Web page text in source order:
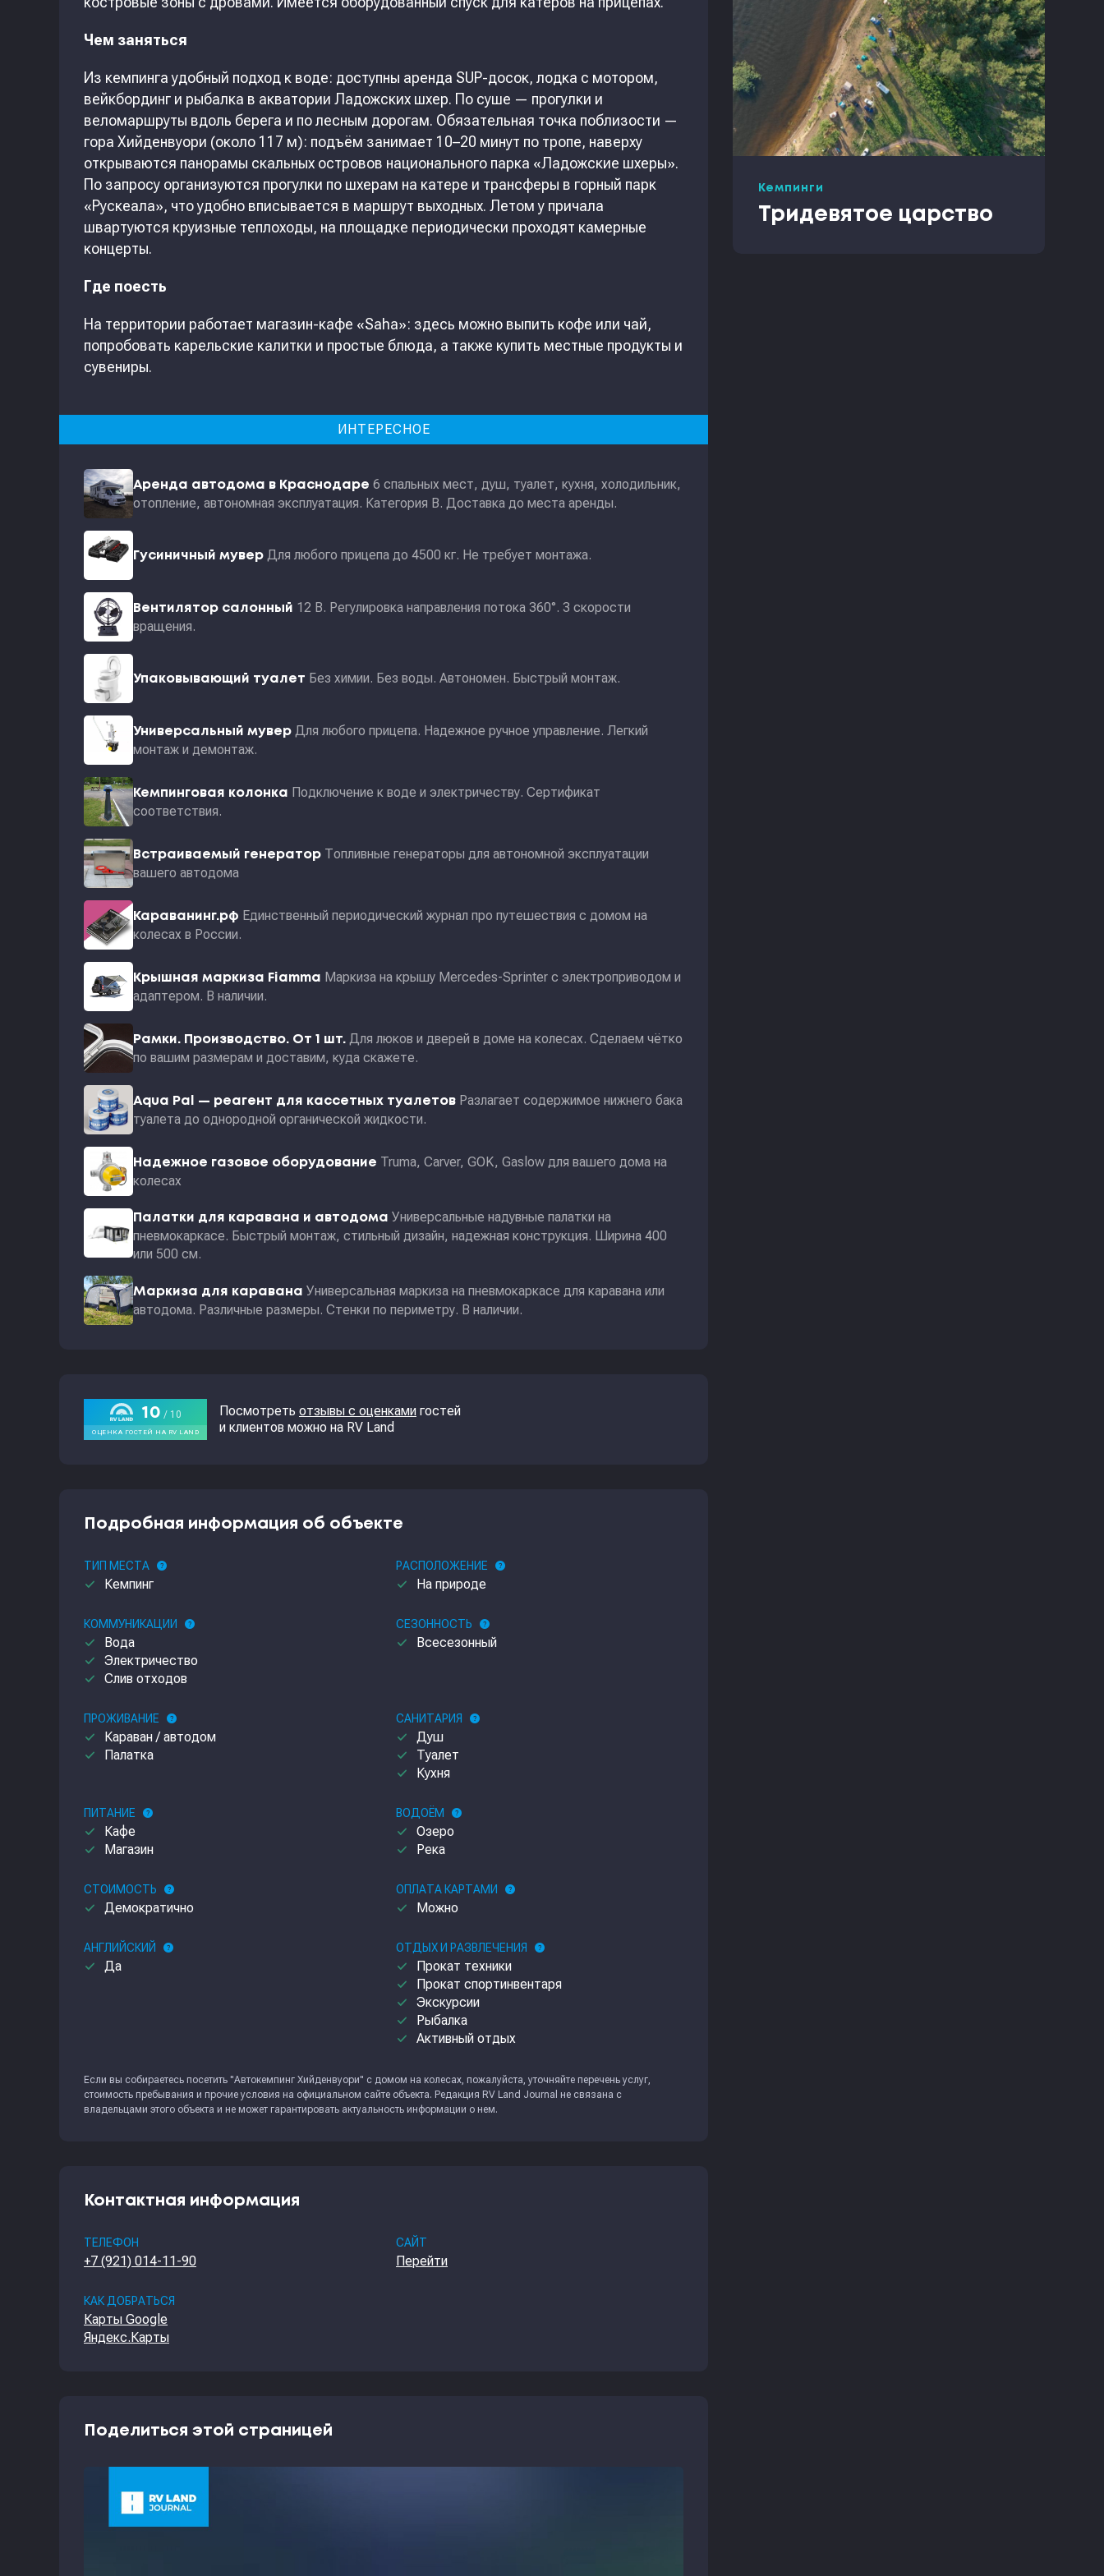
Чем заняться
Из кемпинга удобный подход к воде: доступны аренда SUP-досок, лодка с мотором,
вейкбординг и рыбалка в акватории Ладожских шхер. По суше — прогулки и
веломаршруты вдоль берега и по лесным дорогам. Обязательная точка поблизости —
гора Хийденвуори (около 117 м): подъём занимает 10–20 минут по тропе, наверху
открываются панорамы скальных островов национального парка «Ладожские шхеры».
По запросу организуются прогулки по шхерам на катере и трансферы в горный парк
«Рускеала», что удобно вписывается в маршрут выходных. Летом у причала
швартуются круизные теплоходы, на площадке периодически проходят камерные
концерты.
Где поесть
На территории работает магазин-кафе «Saha»: здесь можно выпить кофе или чай,
попробовать карельские калитки и простые блюда, а также купить местные продукты и
сувениры.
ИНТЕРЕСНОЕ
Аренда автодома в Краснодаре 6 спальных мест, душ, туалет, кухня, холодильник,
отопление, автономная эксплуатация. Категория В. Доставка до места аренды.
Гусиничный мувер Для любого прицепа до 4500 кг. Не требует монтажа.
Вентилятор салонный 12 В. Регулировка направления потока 360°. 3 скорости
вращения.
Упаковывающий туалет Без химии. Без воды. Автономен. Быстрый монтаж.
Универсальный мувер Для любого прицепа. Надежное ручное управление. Легкий
монтаж и демонтаж.
Кемпинговая колонка Подключение к воде и электричеству. Сертификат
соответствия.
Встраиваемый генератор Топливные генераторы для автономной эксплуатации
вашего автодома
Караванинг.рф Единственный периодический журнал про путешествия с домом на
колесах в России.
Крышная маркиза Fiamma Маркиза на крышу Mercedes-Sprinter с электроприводом и
адаптером. В наличии.
Рамки. Производство. От 1 шт. Для люков и дверей в доме на колесах. Сделаем чётко
по вашим размерам и доставим, куда скажете.
Aqua Pal — pеагент для кассетных туалетов Разлагает содержимое нижнего бака
туалета до однородной органической жидкости.
Надежное газовое оборудование Truma, Carver, GOK, Gaslow для вашего дома на
колесах
Палатки для каравана и автодома Универсальные надувные палатки на
пневмокаркасе. Быстрый монтаж, стильный дизайн, надежная конструкция. Ширина 400
или 500 см.
Маркиза для каравана Универсальная маркиза на пневмокаркасе для каравана или
автодома. Различные размеры. Стенки по периметру. В наличии.
Посмотреть отзывы с оценками гостей
и клиентов можно на RV Land
Подробная информация об объекте
ТИП МЕСТА help
done Кемпинг
РАСПОЛОЖЕНИЕ help
done На природе
КОММУНИКАЦИИ help
done Вода
done Электричество
done Слив отходов
СЕЗОННОСТЬ help
done Всесезонный
ПРОЖИВАНИЕ help
done Караван / автодом
done Палатка
САНИТАРИЯ help
done Душ
done Туалет
done Кухня
ПИТАНИЕ help
done Кафе
done Магазин
ВОДОЁМ help
done Озеро
done Река
СТОИМОСТЬ help
done Демократично
ОПЛАТА КАРТАМИ help
done Можно
АНГЛИЙСКИЙ help
done Да
ОТДЫХ И РАЗВЛЕЧЕНИЯ help
done Прокат техники
done Прокат спортинвентаря
done Экскурсии
done Рыбалка
done Активный отдых
Если вы собираетесь посетить "Автокемпинг Хийденвуори" с домом на колесах, пожалуйста, уточняйте перечень услуг,
стоимость пребывания и прочие условия на официальном сайте объекта. Редакция RV Land Journal не связана с
владельцами этого объекта и не может гарантировать актуальность информации о нем.
Контактная информация
ТЕЛЕФОН
+7 (921) 014-11-90
САЙТ
Перейти
КАК ДОБРАТЬСЯ
Карты Google
Яндекс.Карты
Поделиться этой страницей
Кемпинги
Тридевятое царство